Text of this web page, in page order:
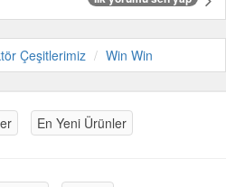
Çeşitlerimiz Win Win
En Yeni Ürünler